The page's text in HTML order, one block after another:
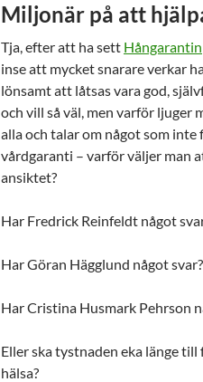
Miljonär på att
Tja, efter att ha sett Hångarantin
inse att mycket snarare verkar
lönsamt att låtsas vara god,
och vill så väl, men varför ljuger
alla och talar om något som
vårdgaranti – varför väljer man
ansiktet?
Har Fredrick Reinfeldt något
Har Göran Hägglund något svar?
Har Cristina Husmark Pehrson
Eller ska tystnaden eka länge
hälsa?